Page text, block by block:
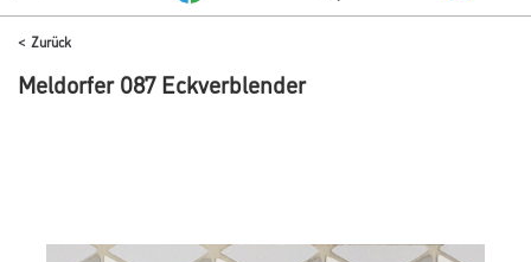
Zurück
Meldorfer 087 Eckverblender